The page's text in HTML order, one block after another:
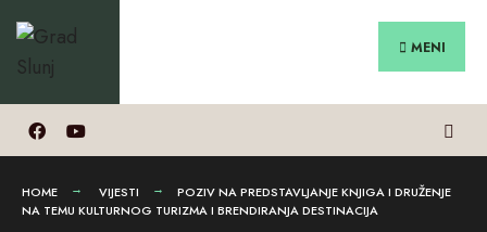
Preskoči
na
sadržaj
MENI
HOME VIJESTI
POZIV NA PREDSTAVLJANJE KNJIGA I DRUŽENJE
NA TEMU KULTURNOG TURIZMA I BRENDIRANJA DESTINACIJA
for: